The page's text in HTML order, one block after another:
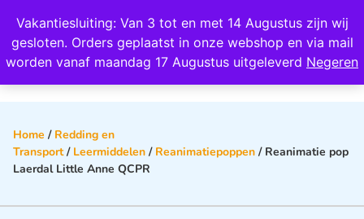
Vakantiesluiting: Van 3 tot en met 14 Augustus zijn wij
gesloten. Orders geplaatst in onze webshop en via mail
worden vanaf maandag 17 Augustus uitgeleverd Negeren
Wij scoren een 4,8 op Google
Home / Redding en
Transport/ Leermiddelen / Reanimatiepoppen / Reanimatie pop
Laerdal Little Anne QCPR